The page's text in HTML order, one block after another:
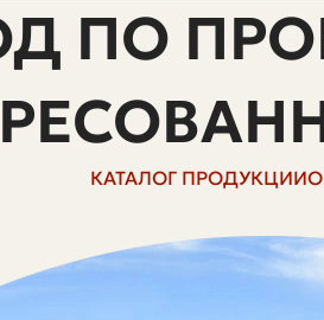
ПО
КАТАЛОГ ПРОДУКЦИИ